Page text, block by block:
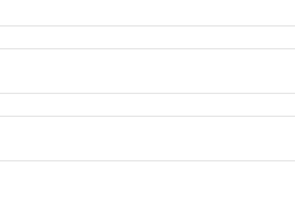
sui cactus o sui fichi
gelati, caramelle e sciroppi
nella maggior parte delle
Europea promuove
innocuità è ancora
possano essere
all'uso, siano sottoposti
elimina ulteriori e costanti
classificati in base alle loro
per ottenere l’effetto
nell'industria
colorante nelregolamento
necessaria alla sua